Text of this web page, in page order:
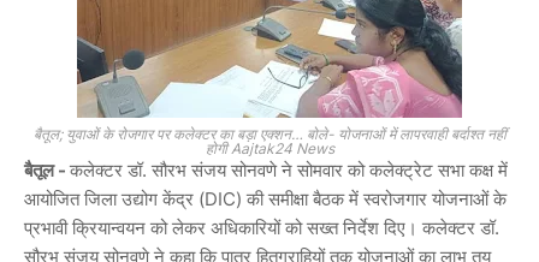
बैतूल; युवाओं के रोजगार पर कलेक्टर का बड़ा एक्शन… बोले- योजनाओं में लापरवाही बर्दाश्त नहीं
होगी Aajtak24 News
बैतूल - कलेक्टर डॉ. सौरभ संजय सोनवणेने सोमवार को कलेक्ट्रेट सभा कक्ष में
आयोजित जिला उद्योग केंद्र (DIC) की समीक्षा बैठक में स्वरोजगार योजनाओं के
प्रभावी क्रियान्वयन को लेकर अधिकारियों को सख्त निर्देश दिए। कलेक्टर डॉ.
सौरभ संजय सोनवणे ने कहा कि पात्र हितग्राहियों तक योजनाओं का लाभ तय